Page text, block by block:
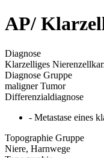
AP/
Diagnose
Klarzelliges
Diagnose Gruppe
maligner Tumor
Differenzialdiagnose
- Metastase eines
Topographie Gruppe
Niere, Harnwege